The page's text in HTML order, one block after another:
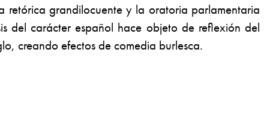
retórica grandilocuente y la oratoria parlamentaria
del carácter español hace objeto de reflexión del
creando efectos de comedia burlesca.